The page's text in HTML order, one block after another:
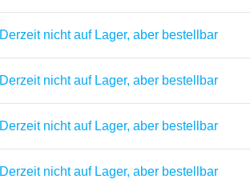
Derzeit nicht auf Lager, aber bestellbar
Derzeit nicht auf Lager, aber bestellbar
Derzeit nicht auf Lager, aber bestellbar
Derzeit nicht auf Lager, aber bestellbar